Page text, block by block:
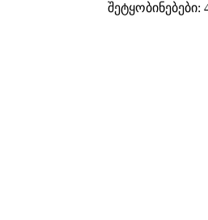
შეტყობინებები: